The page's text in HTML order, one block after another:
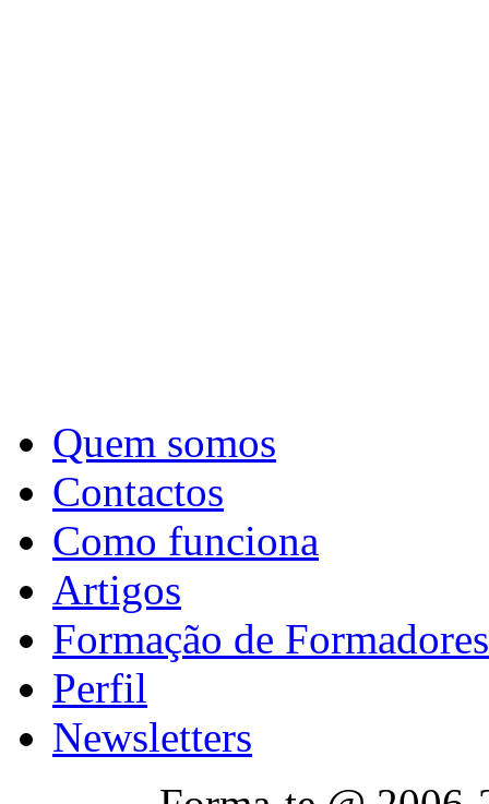
Quem somos
Contactos
Como funciona
Artigos
Formação de Formadores
Perfil
Newsletters